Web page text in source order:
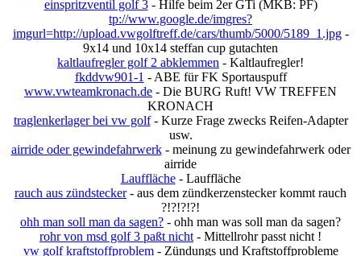
einspritzventil golf 3- Hilfe beim 2er GTi (MKB: PF)
tp://www.google.de/imgres?
imgurl=http://upload.vwgolftreff.de/cars/thumb/5000/5189_1.jpg-
9x14 und 10x14 steffan cup gutachten
kaltlaufregler golf 2 abklemmen - Kaltlaufregler!
fkddvw901-1 - ABE für FK Sportauspuff
www.vwteamkronach.de - Die BURG Ruft! VW TREFFEN
KRONACH
traglenkerlager bei vw golf- Kurze Frage zwecks Reifen-Adapter
usw.
airride oder gewindefahrwerk- meinung zu gewindefahrwerk oder
airride
Lauffläche- Lauffläche
rauch aus zündstecker- aus dem zündkerzenstecker kommt rauch
?!?!?!?!
ohh man soll man da sagen? - ohh man was soll man da sagen?
rohr von msd golf 3 paßt nicht - Mittellrohr passt nicht !
vw golf kraftstoffproblem- Zündungs und Kraftstoffprobleme